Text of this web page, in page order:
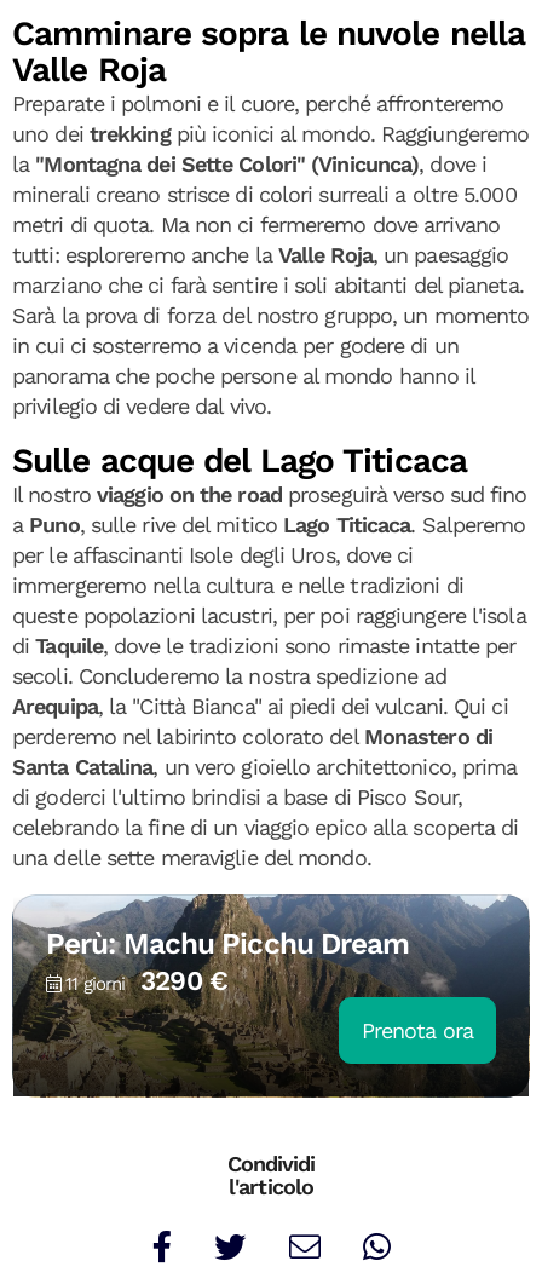
Camminare sopra le nuvole nella
Valle Roja
Preparate i polmoni e il cuore, perché affronteremo
uno dei trekkingpiù iconici al mondo. Raggiungeremo
la "Montagna dei Sette Colori" (Vinicunca), dove i
minerali creano strisce di colori surreali a oltre 5.000
metri di quota. Ma non ci fermeremo dove arrivano
tutti: esploreremo anche la Valle Roja, un paesaggio
marziano che ci farà sentire i soli abitanti del pianeta.
Sarà la prova di forza del nostro gruppo, un momento
in cui ci sosterremo a vicenda per godere di un
panorama che poche persone al mondo hanno il
privilegio di vedere dal vivo.
Sulle acque del Lago Titicaca
Il nostro viaggio on the roadproseguirà verso sud fino
a Puno, sulle rive del mitico Lago Titicaca. Salperemo
per le affascinanti Isole degli Uros, dove ci
immergeremo nella cultura e nelle tradizioni di
queste popolazioni lacustri, per poi raggiungere l'isola
diTaquile, dove le tradizioni sono rimaste intatte per
secoli. Concluderemo la nostra spedizione ad
Arequipa, la "Città Bianca" ai piedi dei vulcani. Qui ci
perderemo nel labirinto colorato del Monastero di
Santa Catalina, un vero gioiello architettonico, prima
di goderci l'ultimo brindisi a base di Pisco Sour,
celebrando la fine di un viaggio epico alla scoperta di
una delle sette meraviglie del mondo.
Perù: Machu Picchu Dream
11 giorni 3290 €
Prenota ora
Condividi
l'articolo